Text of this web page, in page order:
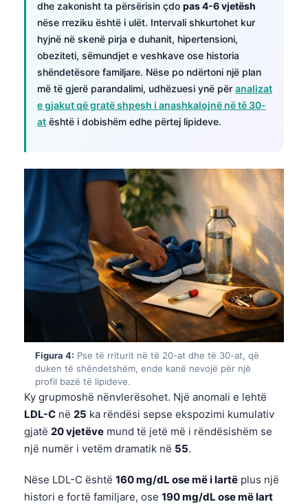
dhe zakonisht ta përsërisin çdo pas 4-6 vjetësh
nëse rreziku është i ulët. Intervali shkurtohet kur
hyjnë në skenë pirja e duhanit, hipertensioni,
obeziteti, sëmundjet e veshkave ose historia
shëndetësore familjare. Nëse po ndërtoni një plan
më të gjerë parandalimi, udhëzuesi ynë për analizat
e gjakut që gratë shpesh i anashkalojnë në të 30-
at është i dobishëm edhe përtej lipideve.
Figura 4: Pse të rriturit në të 20-at dhe të 30-at, që
duken të shëndetshëm, ende kanë nevojë për një
profil bazë të lipideve.
Ky grupmoshë nënvlerësohet. Një anomali e lehtë
LDL-C në 25 ka rëndësi sepse ekspozimi kumulativ
gjatë 20 vjetëve mund të jetë më i rëndësishëm se
një numër i vetëm dramatik në 55.
Nëse LDL-C është 160 mg/dL ose më i lartë plus një
histori e fortë familjare, ose 190 mg/dL ose më lart